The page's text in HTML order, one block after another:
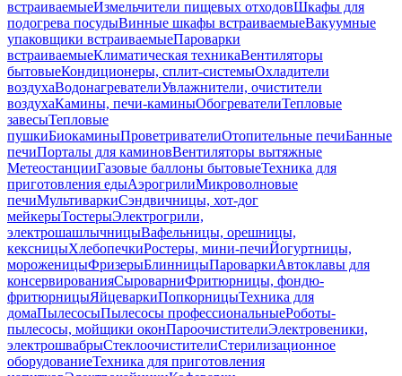
встраиваемыеИзмельчители пищевых отходовШкафы для
подогрева посудыВинные шкафы встраиваемыеВакуумные
упаковщики встраиваемыеПароварки
встраиваемыеКлиматическая техникаВентиляторы
бытовыеКондиционеры, сплит-системыОхладители
воздухаВодонагревателиУвлажнители, очистители
воздухаКамины, печи-каминыОбогревателиТепловые
завесыТепловые
пушкиБиокаминыПроветривателиОтопительные печиБанные
печиПорталы для каминовВентиляторы вытяжные
МетеостанцииГазовые баллоны бытовыеТехника для
приготовления едыАэрогрилиМикроволновые
печиМультиваркиСэндвичницы, хот-дог
мейкерыТостерыЭлектрогрили,
электрошашлычницыВафельницы, орешницы,
кексницыХлебопечкиРостеры, мини-печиЙогуртницы,
мороженицыФризерыБлинницыПароваркиАвтоклавы для
консервированияСыроварниФритюрницы, фондю-
фритюрницыЯйцеваркиПопкорницыТехника для
домаПылесосыПылесосы профессиональныеРоботы-
пылесосы, мойщики оконПароочистителиЭлектровеники,
электрошвабрыСтеклоочистителиСтерилизационное
оборудованиеТехника для приготовления